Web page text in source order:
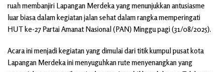
ruah membanjiri Lapangan Merdeka yang menunjukkan antusiasme
luar biasa dalam kegiatan jalan sehat dalam rangka memperingati
HUT ke-27 Partai Amanat Nasional (PAN) Minggu pagi (31/08/2025).
Acara ini menjadi kegiatan yang dimulai dari titik kumpul pusat kota
Lapangan Merdeka ini menyuguhkan rute menyenangkan yang